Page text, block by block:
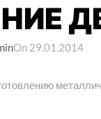
On 29.01.2014